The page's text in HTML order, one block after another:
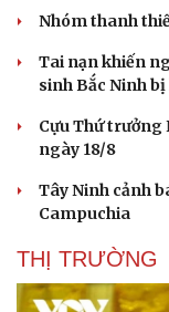
check-in
Nhóm thanh
Tai nạn khiến
sinh Bắc Ninh
Cựu Thứ trưởng
ngày 18/8
Tây Ninh cảnh
Campuchia
THỊ TRƯỜNG